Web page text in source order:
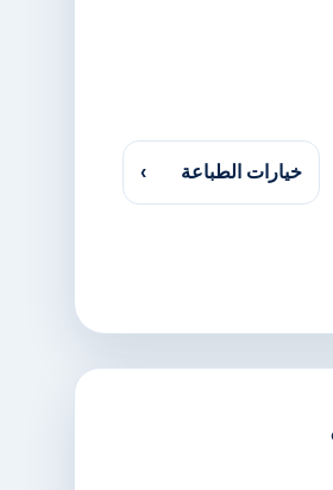
خيارات الطباعة ›